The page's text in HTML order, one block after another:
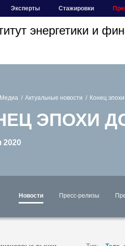
Эксперты Стажировки
Медиа Актуальные новости Конец
ЭПОХИ
2020
Новости Пресс-релизы